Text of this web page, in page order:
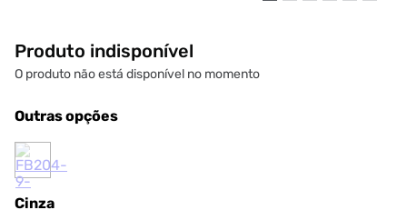
Produto indisponível
O produto não está disponível no momento
Outras opções
Cinza